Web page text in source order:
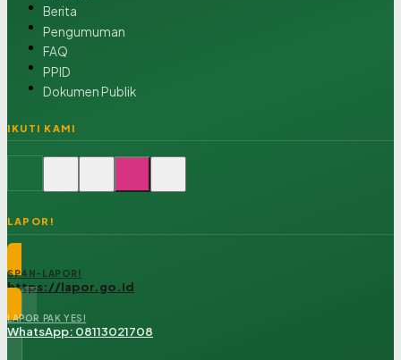
Berita
Pengumuman
FAQ
PPID
Dokumen Publik
IKUTI KAMI
LAPOR!
SP4N-LAPOR!
https://lapor.go.id
LAPOR PAK YES!
WhatsApp: 08113021708